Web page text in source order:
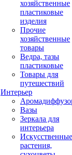
хозяйственные
пластиковые
изделия
Прочие
хозяйственные
товары
Ведра, тазы
пластиковые
Товары для
путешествий
Интерьер
Вазы
Зеркала для
интерьера
Искусственные
растения,